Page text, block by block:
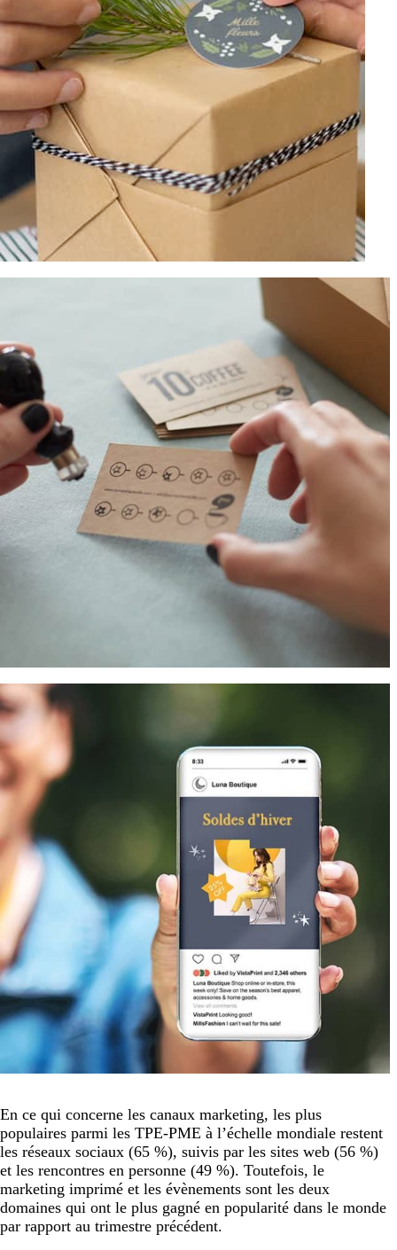
En ce qui concerne les canaux marketing, les plus
populaires parmi les TPE-PME à l’échelle mondiale restent
les réseaux sociaux (65 %), suivis par les sites web (56 %)
et les rencontres en personne (49 %). Toutefois, le
marketing imprimé et les évènements sont les deux
domaines qui ont le plus gagné en popularité dans le monde
par rapport au trimestre précédent.